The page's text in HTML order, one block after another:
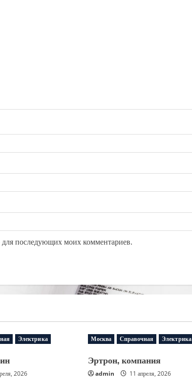
последующих моих комментариев.
Электрика
2026
Москва Справочная Электрика
Эртрон, компания
admin 11 апреля, 2026